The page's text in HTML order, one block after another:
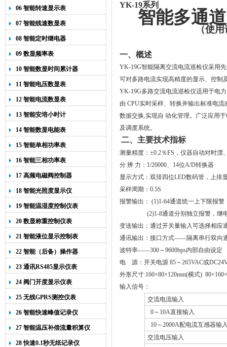
06 智能转速显示表
07 智能线速数显表
08 智能定时继电器
09 数显频率表
10 智能数显时间累计器
11 智能电压数显表
12 智能电流数显表
13 智能安培小时计
14 智能数显电能表
15 智能单相功率表
16 智能三相功率表
17 高频电磁阀控制器
18 智能光照度显示仪
19 智能温湿度控制仪表
20 数显称重控制仪表
21 智能液位显示控制表
22 智能（后备）操作器
23 通讯RS485显示仪表
24 阀门开度显示仪表
25 无线GPRS测控仪表
26 智能快速峰值记录仪
27 智能温压补偿流量积算仪
28 快速0.1秒无纸记录仪
YK-19系列
智能多通
（使
一、概述
YK-19G智能隔离交流电流巡检仪采用
可对多路电流实现高精度的显示、控制
YK-19G多路交流电流巡检仪适用于电
由 CPU实时采样、转换并输出标准电流
数据交换,实现自 动化管理。广泛应用
及调度系统。
二、主要技术指标
测量精度：±0.2％FS ，仪器自动对时漂
分 辨 力： 1/20000、 14位A/D转换器
显示方式：双排四位LED数码管，上排
采样周期： 0.5S
报警输出： (1)1-64通道统一上下限报警
(2)1-8通道分别独立报警，继
变送输出：通过开关量输入可选择相应
通讯输出：接口方式——隔离串行双向
波特率——300～9600bps内部自由设定
电
源：开关电源 85～265VAC或
外形尺寸:160×80×120mm(横式) 80×160×
输入信号：
交流电流输入
0～ 10A直接输入
10～2000A配电流互感器输
交流电压输入